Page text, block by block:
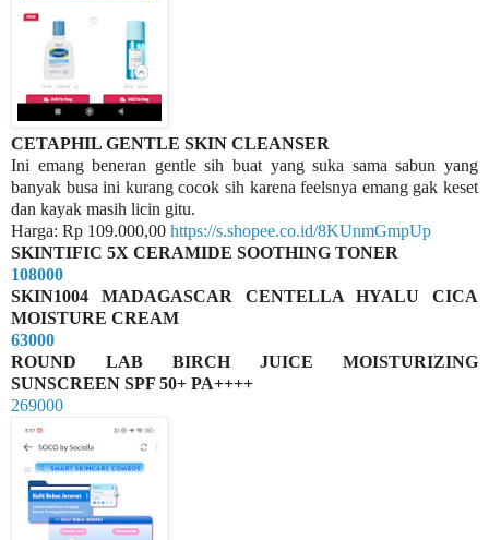
CETAPHIL GENTLE SKIN CLEANSER
Ini emang beneran gentle sih buat yang suka sama sabun yang
banyak busa ini kurang cocok sih karena feelsnya emang gak keset
dan kayak masih licin gitu.
Harga: Rp 109.000,00 https://s.shopee.co.id/8KUnmGmpUp
SKINTIFIC 5X CERAMIDE SOOTHING TONER
108000
SKIN1004 MADAGASCAR CENTELLA HYALU CICA
MOISTURE CREAM
63000
ROUND LAB BIRCH JUICE MOISTURIZING
SUNSCREEN SPF 50+ PA++++
269000